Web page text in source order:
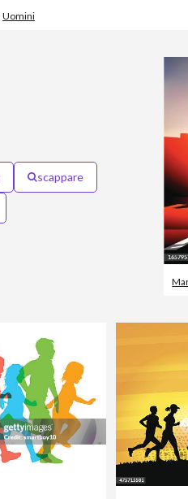
Uomini
scappare